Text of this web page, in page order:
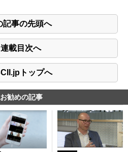
記事の先頭へ
連載目次へ
トップへ
勧めの記事